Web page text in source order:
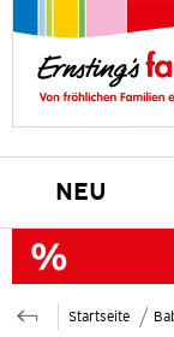
NEU
Startseite